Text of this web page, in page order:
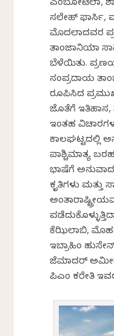
ಎಂಬೋಟೆಲಾ,
ಸಲೇಹ್ ಫಾರ್ಸಿ,
ಮೊದಲಾದವರ
ತಾಂಜಾನಿಯಾ
ಬೆಳೆಯಿತು.
ಸಂಪ್ರದಾಯ
ರೂಪಿಸಿದ
ಜೊತೆಗೆ
ಇಂತಹ
ಕಾಲಘಟ್ಟದಲ್ಲಿ
ಪಾಶ್ಚಿಮಾತ್ಯ
ಭಾಷೆಗೆ
ಕೃತಿಗಳು ಮತ್ತು
ಕೆಝಿಲಾಬಿ,
ಇಬ್ರಾಹಿಂ
ಜೆಮಾದರ್
ಪಿಎಂ ಕರೇತಿ